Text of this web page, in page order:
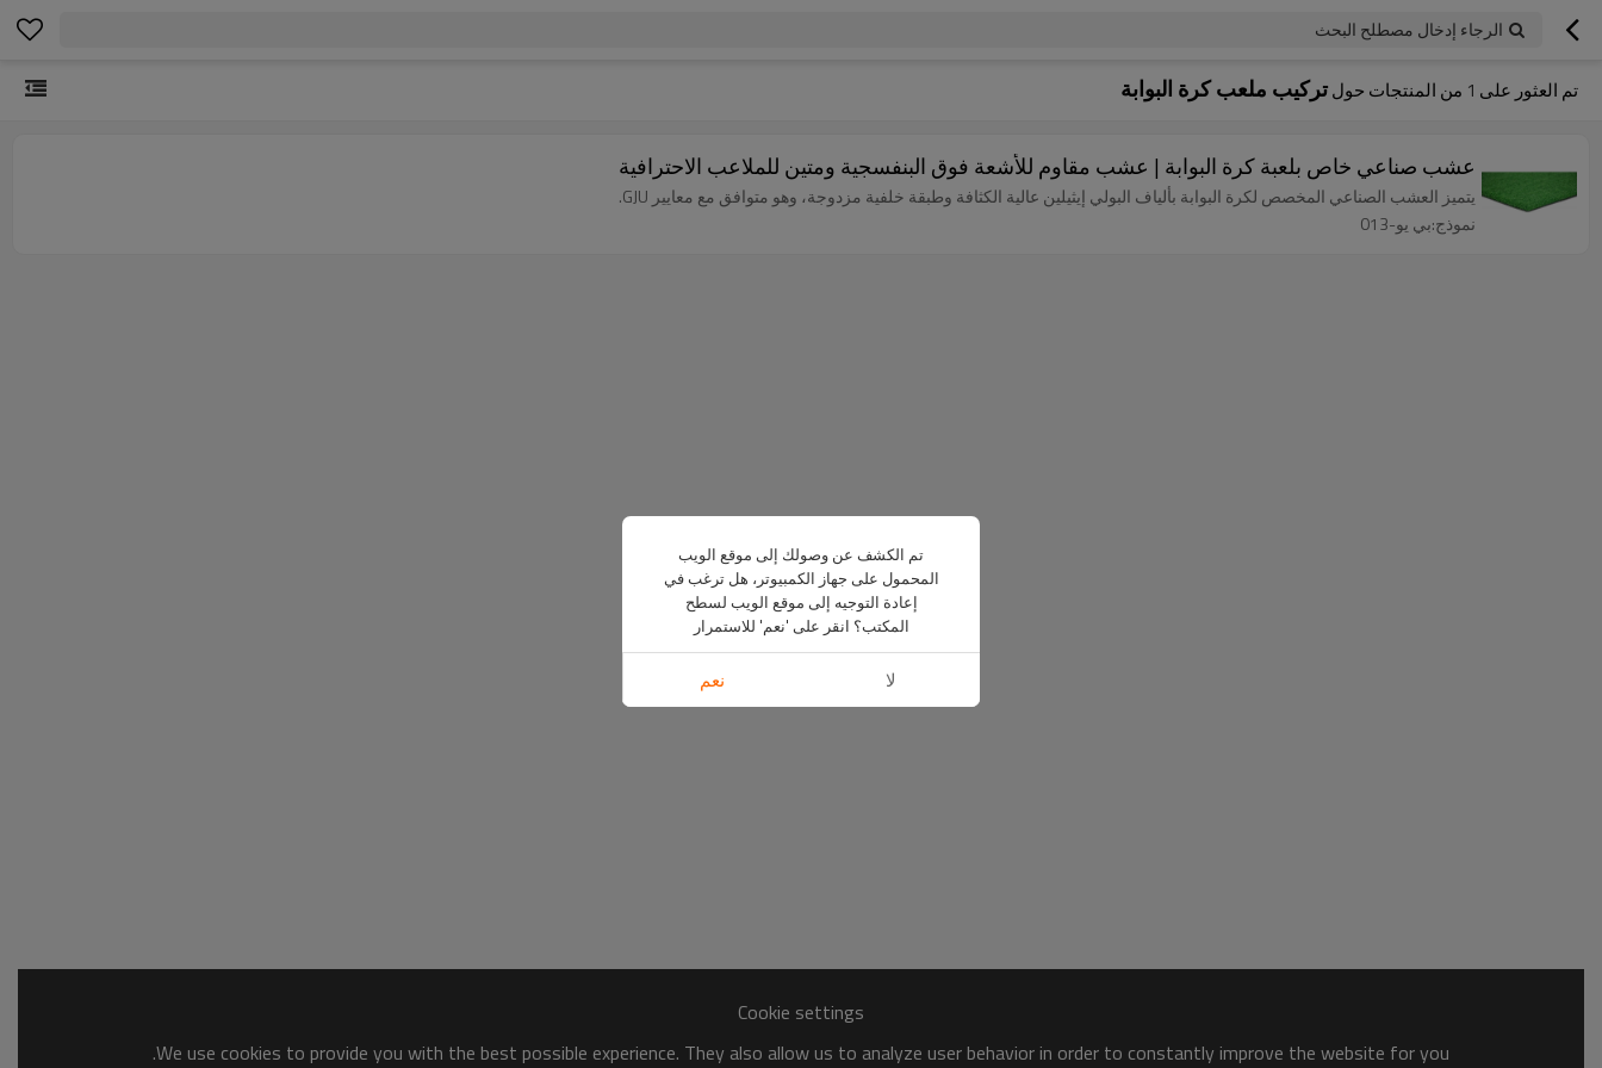
الرجاء إدخال مصطلح البحث
تم العثور على 1 من المنتجات حولتركيب ملعب كرة البوابة
عشب صناعي خاص بلعبة كرة البوابة | عشب مقاوم للأشعة فوق البنفسجية ومتين للملاعب الاحترافية
يتميز العشب الصناعي المخصص لكرة البوابة بألياف البولي إيثيلين عالية الكثافة وطبقة خلفية مزدوجة، وهو متوافق مع معايير GJU.
نموذج:بي يو-013
Cookie settings
We use cookies to provide you with the best possible experience. They also allow us to analyze user behavior in order to constantly improve the website for you.
تم الكشف عن وصولك إلى موقع الويب
المحمول على جهاز الكمبيوتر، هل ترغب في
إعادة التوجيه إلى موقع الويب لسطح
المكتب؟ انقر على 'نعم' للاستمرار
لا نعم